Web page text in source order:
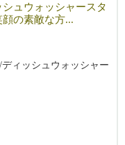
ュウォッシャースタ
の素敵な方...
ィッシュウォッシャー